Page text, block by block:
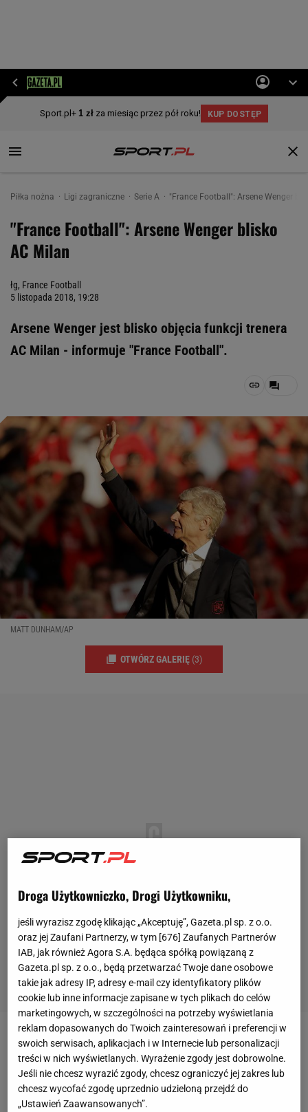
Piłka nożna Ligi zagraniczne Serie A "France Football": Arsene Wenger
"France Football": Arsene Wenger blisko
AC Milan
łg, France Football
5 listopada 2018, 19:28
Arsene Wenger jest blisko objęcia funkcji trenera
AC Milan - informuje "France Football".
MATT DUNHAM/AP
OTWÓRZ GALERIĘ (3)
Arsene Wenger kilka dni temu zdradził,że wróci do
pracy na początku 2019 roku. Jednocześnie
wykluczył możliwość poprowadzenia jakiegokolwiek
klubu z angielskiejPremier League
Droga Użytkowniczko, Drogi Użytkowniku,
jeśli wyrazisz zgodę klikając „Akceptuję”, Gazeta.pl sp. z o.o.
oraz jej Zaufani Partnerzy, w tym [676] Zaufanych Partnerów
IAB, jak również Agora S.A. będąca spółką powiązaną z
Gazeta.pl sp. z o.o., będą przetwarzać Twoje dane osobowe
takie jak adresy IP, adresy e-mail czy identyfikatory plików
cookie lub inne informacje zapisane w tych plikach do celów
marketingowych, w szczególności na potrzeby wyświetlania
reklam dopasowanych do Twoich zainteresowań i preferencji w
swoich serwisach, aplikacjach i w Internecie lub personalizacji
treści w nich wyświetlanych. Wyrażenie zgody jest dobrowolne.
Jeśli nie chcesz wyrazić zgody, chcesz ograniczyć jej zakres lub
chcesz wycofać zgodę uprzednio udzieloną przejdź do
„Ustawień Zaawansowanych”.